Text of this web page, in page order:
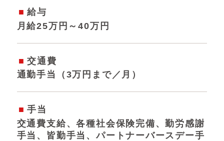
給与
月給25万円～40万円
交通費
通勤手当（3万円まで／月）
手当
交通費支給、各種社会保険完備、勤労感謝
手当、皆勤手当、パートナーバースデー手